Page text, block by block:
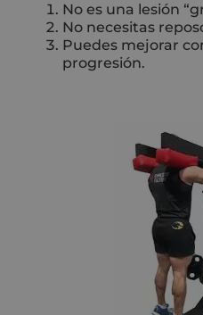
No es una lesión
No necesitas
Puedes mejorar
progresión.